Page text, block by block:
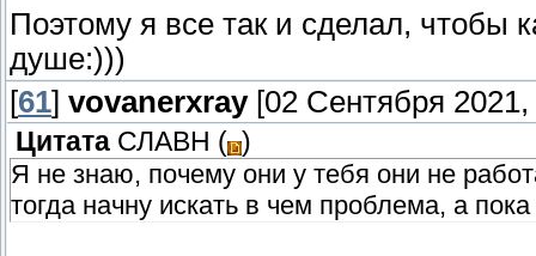
Поэтому я все так и сделал, чтобы
душе:)))
[61] vovanerxray[02 Сентября 2021,
Цитата СЛАВН ( )
Я не знаю, почему они у тебя они не
тогда начну искать в чем проблема, а